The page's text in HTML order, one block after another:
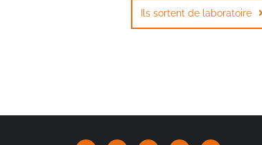
Ils sortent de laboratoire